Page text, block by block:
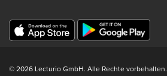
© 2026 Lecturio GmbH. Alle Rechte vorbehalten.